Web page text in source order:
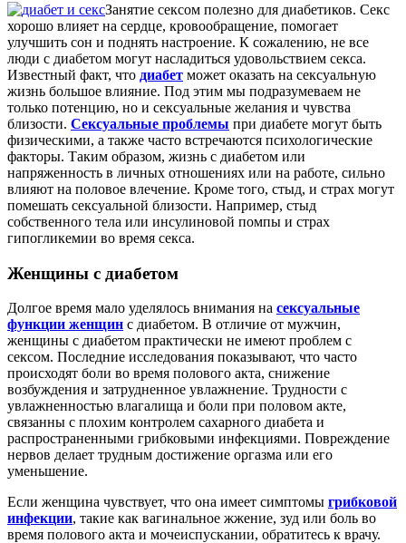
Занятие сексом полезно для диабетиков. Секс
хорошо влияет на сердце, кровообращение, помогает
улучшить сон и поднять настроение. К сожалению, не все
люди с диабетом могут насладиться удовольствием секса.
Известный факт, что диабет может оказать на сексуальную
жизнь большое влияние. Под этим мы подразумеваем не
только потенцию, но и сексуальные желания и чувства
близости. Сексуальные проблемы при диабете могут быть
физическими, а также часто встречаются психологические
факторы. Таким образом, жизнь с диабетом или
напряженность в личных отношениях или на работе, сильно
влияют на половое влечение. Кроме того, стыд, и страх могут
помешать сексуальной близости. Например, стыд
собственного тела или инсулиновой помпы и страх
гипогликемии во время секса.
Женщины с диабетом
Долгое время мало уделялось внимания на сексуальные
функции женщин с диабетом. В отличие от мужчин,
женщины с диабетом практически не имеют проблем с
сексом. Последние исследования показывают, что часто
происходят боли во время полового акта, снижение
возбуждения и затрудненное увлажнение. Трудности с
увлажненностью влагалища и боли при половом акте,
связанны с плохим контролем сахарного диабета и
распространенными грибковыми инфекциями. Повреждение
нервов делает трудным достижение оргазма или его
уменьшение.
Если женщина чувствует, что она имеет симптомы грибковой
инфекции, такие как вагинальное жжение, зуд или боль во
время полового акта и мочеиспускании, обратитесь к врачу.